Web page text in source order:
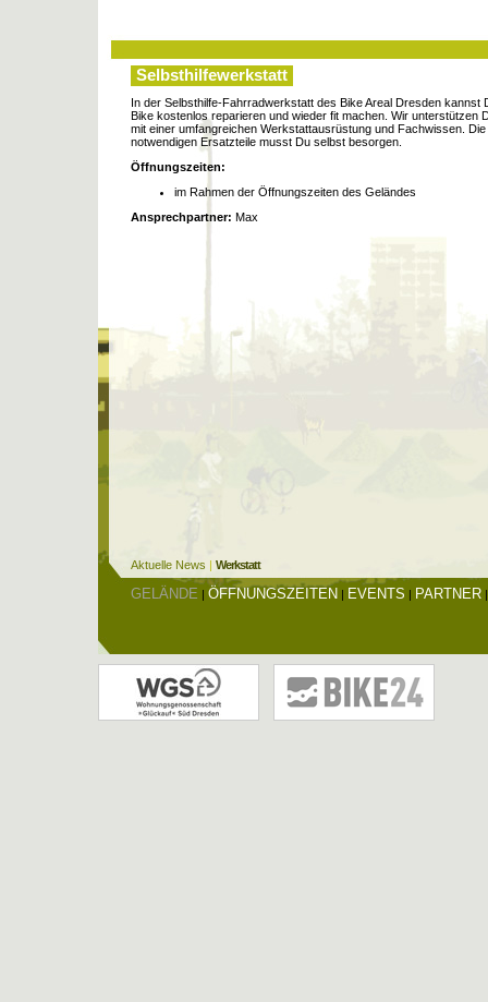
Selbsthilfewerkstatt
In der Selbsthilfe-Fahrradwerkstatt des Bike Areal Dresden kannst
Bike kostenlos reparieren und wieder fit machen. Wir unterstützen
mit einer umfangreichen Werkstattausrüstung und Fachwissen. Die
notwendigen Ersatzteile musst Du selbst besorgen.
Öffnungszeiten:
im Rahmen der Öffnungszeiten des Geländes
Ansprechpartner: Max
Aktuelle News | Werkstatt
GELÄNDE | ÖFFNUNGSZEITEN | EVENTS | PARTNER